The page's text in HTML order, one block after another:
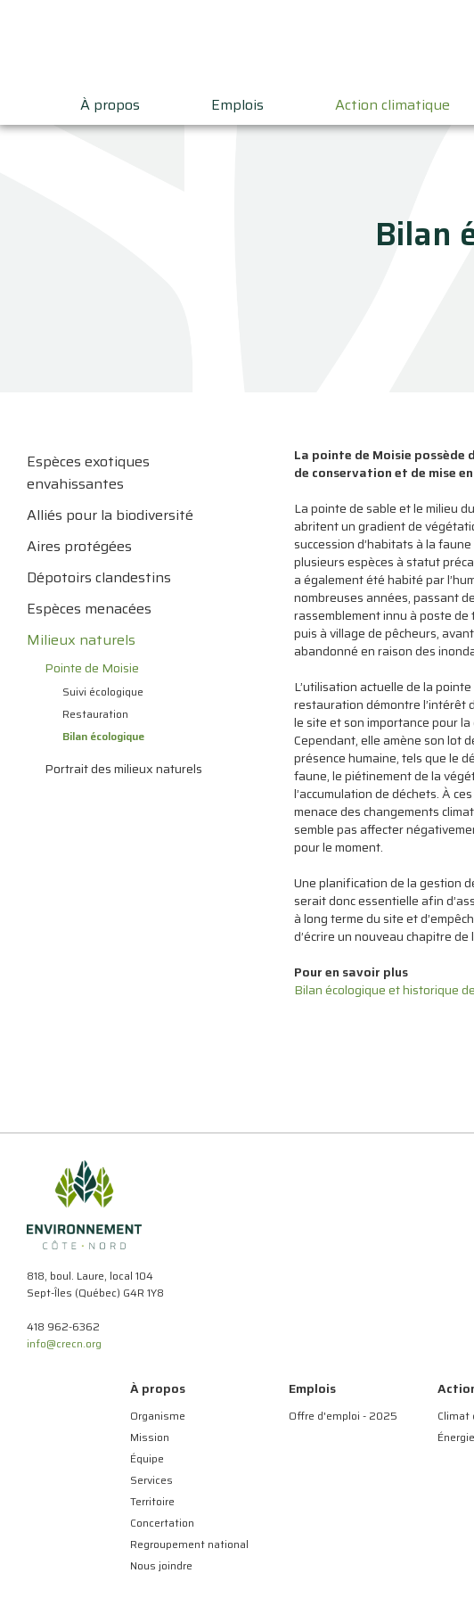
À propos Emplois Action climatique
Bilan
Espèces exotiques
envahissantes
Alliés pour la biodiversité
Aires protégées
Dépotoirs clandestins
Espèces menacées
Milieux naturels
Pointe de Moisie
Suivi écologique
Restauration
Bilan écologique
Portrait des milieux naturels
La pointe de Moisie
de conservation et de mise
La pointe de sable et le milieu
abritent un gradient de
succession d’habitats à la
plusieurs espèces à statut
a également été habité par
nombreuses années, passant
rassemblement innu à poste
puis à village de pêcheurs,
abandonné en raison des
L’utilisation actuelle de la
restauration démontre l’intérêt
le site et son importance pour
Cependant, elle amène son lot
présence humaine, tels que le
faune, le piétinement de la
l’accumulation de déchets. À
menace des changements
semble pas affecter
pour le moment.
Une planification de la gestion
serait donc essentielle afin
à long terme du site et
d’écrire un nouveau chapitre
Pour en savoir plus
Bilan écologique et historique
818, boul. Laure, local 104
Sept-Îles (Québec) G4R 1Y8
418 962-6362
info@crecn.org
À propos
Organisme
Mission
Équipe
Services
Territoire
Concertation
Regroupement national
Nous joindre
Emplois
Offre d'emploi - 2025
Climat
Énergie